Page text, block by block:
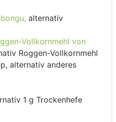
alternativ
Vollkornmehl von
Roggen-Vollkornmehl
alternativ anderes
1 g Trockenhefe